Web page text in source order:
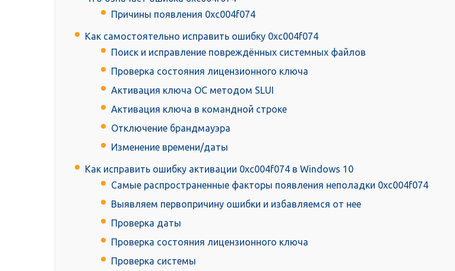
Причины появления 0xc004f074
Как самостоятельно исправить ошибку 0xc004f074
Поиск и исправление повреждённых системных файлов
Проверка состояния лицензионного ключа
Активация ключа ОС методом SLUI
Активация ключа в командной строке
Отключение брандмауэра
Изменение времени/даты
Как исправить ошибку активации 0xc004f074 в Windows 10
Самые распространенные факторы появления неполадки 0xc004f074
Выявляем первопричину ошибки и избавляемся от нее
Проверка даты
Проверка состояния лицензионного ключа
Проверка системы